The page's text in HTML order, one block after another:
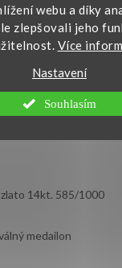
webu a díky
zlepšovali jeho
Více
Nastavení
Souhlasím
motivem, která
je otevírací,
pramínek vlasů
pro ty, kteří
v sobě spojuje
14kt. 585/1000
medailon